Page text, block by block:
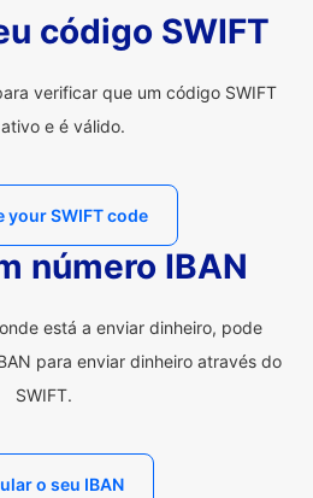
código SWIFT
verificar que um código SWIFT
e é válido.
your SWIFT code
número IBAN
está a enviar dinheiro, pode
para enviar dinheiro através do
SWIFT.
o seu IBAN